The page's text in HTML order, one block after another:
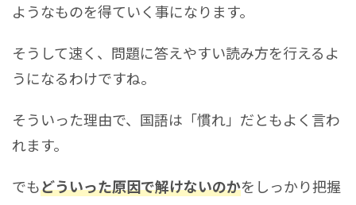
ようなものを得ていく事になります。
そうして速く、問題に答えやすい読み方を行えるよ
うになるわけですね。
そういった理由で、国語は「慣れ」だともよく言わ
れます。
でもどういった原因で解けないのかをしっかり把握